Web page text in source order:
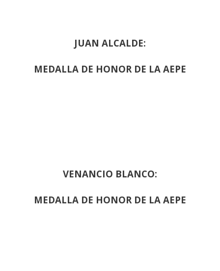
JUAN ALCALDE:
MEDALLA DE HONOR DE LA AEPE
VENANCIO BLANCO:
MEDALLA DE HONOR DE LA AEPE